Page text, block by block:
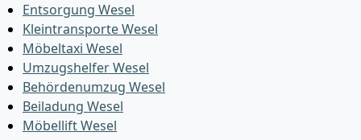
Entsorgung Wesel
Kleintransporte Wesel
Möbeltaxi Wesel
Umzugshelfer Wesel
Behördenumzug Wesel
Beiladung Wesel
Möbellift Wesel